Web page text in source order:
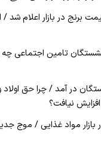
برنج در بازار اعلام شد /
تامین اجتماعی
در آمد / چرا حق اولاد
نیافت؟
مواد غذایی / موج